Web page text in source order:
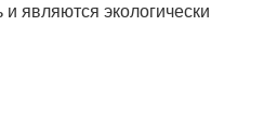
являются экологически